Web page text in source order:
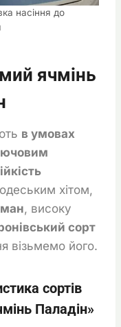
насіння до
ячмінь
в умовах
хітом,
, високу
сорт
візьмемо його.
сортів
Паладін»